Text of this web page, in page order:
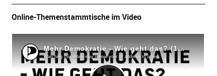
Online-Themenstammtische im Video